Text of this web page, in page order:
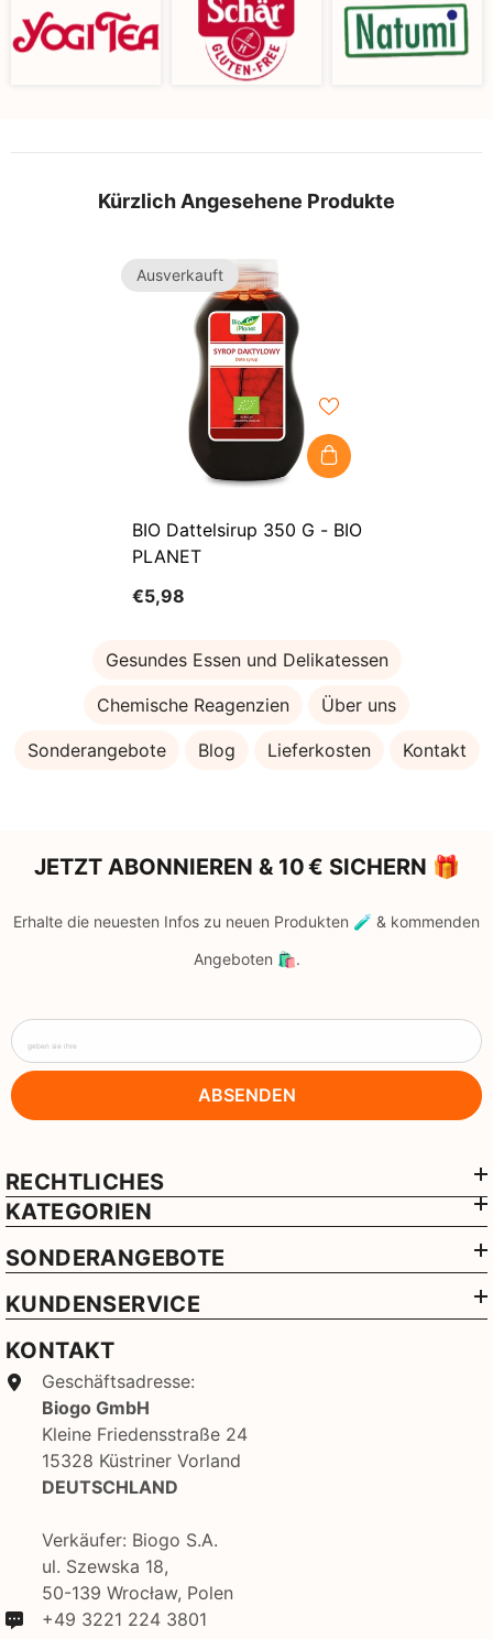
Kürzlich Angesehene Produkte
Ausverkauft
BIO Dattelsirup 350 G - BIO
PLANET
€5,98
Gesundes Essen und Delikatessen
Chemische Reagenzien Über uns
Sonderangebote Blog Lieferkosten Kontakt
JETZT ABONNIEREN & 10 € SICHERN 🎁
Erhalte die neuesten Infos zu neuen Produkten 🧪 & kommenden
Angeboten 🛍️.
geben sie ihre
ABSENDEN
RECHTLICHES
KATEGORIEN
SONDERANGEBOTE
KUNDENSERVICE
KONTAKT
Geschäftsadresse:
Biogo GmbH
Kleine Friedensstraße 24
15328 Küstriner Vorland
DEUTSCHLAND
Verkäufer: Biogo S.A.
ul. Szewska 18,
50-139 Wrocław, Polen
+49 3221 224 3801